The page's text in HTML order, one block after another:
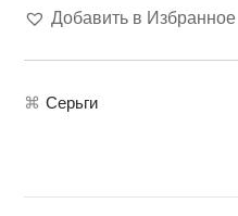
Добавить в Избранное
⌘ Серьги